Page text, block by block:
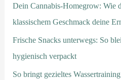
Dein Cannabis-Homegrow: Wie
klassischem Geschmack deine
Frische Snacks unterwegs: So
hygienisch verpackt
So bringt gezieltes